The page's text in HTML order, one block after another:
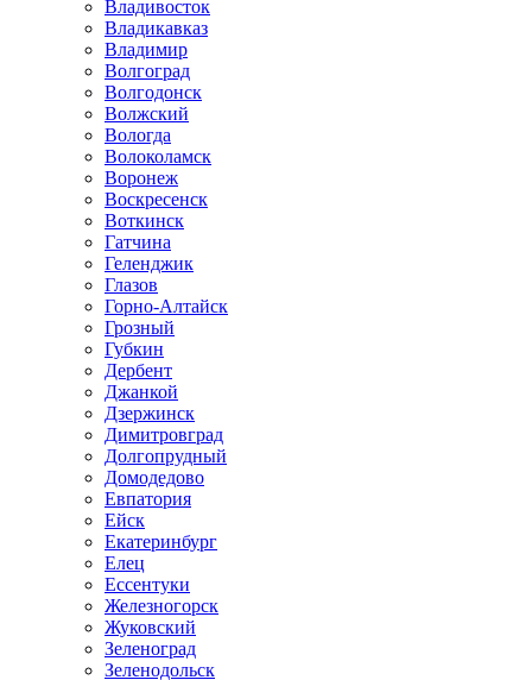
Владивосток
Владикавказ
Владимир
Волгоград
Волгодонск
Волжский
Вологда
Волоколамск
Воронеж
Воскресенск
Воткинск
Гатчина
Геленджик
Глазов
Горно-Алтайск
Грозный
Губкин
Дербент
Джанкой
Дзержинск
Димитровград
Долгопрудный
Домодедово
Евпатория
Ейск
Екатеринбург
Елец
Ессентуки
Железногорск
Жуковский
Зеленоград
Зеленодольск